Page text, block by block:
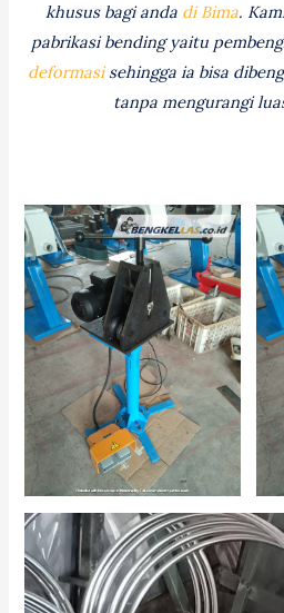
khusus bagi anda di Bima.
pabrikasi bending yaitu
deformasisehingga ia bisa
tanpa mengurangi